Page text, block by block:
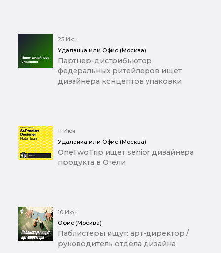
25 Июн
Удаленка или Офис (Москва)
Партнер-дистрибьютор
федеральных ритейлеров ищет
дизайнера концептов упаковки
11 Июн
Удаленка или Офис (Москва)
OneTwoTrip ищет senior дизайнера
продукта в Отели
10 Июн
Офис (Москва)
Паблистеры ищут: арт-директор /
руководитель отдела дизайна